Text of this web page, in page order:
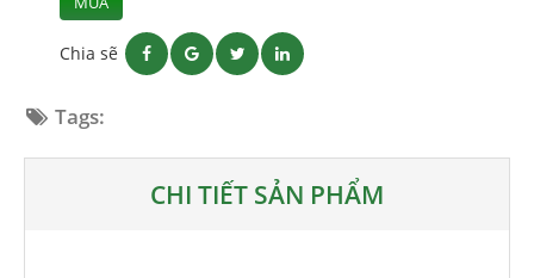
Chia sẽ
Tags:
CHI TIẾT SẢN PHẨM